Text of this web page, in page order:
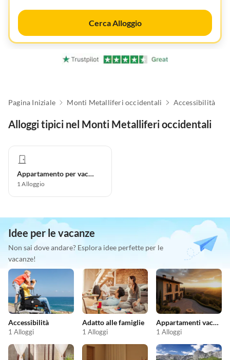
Cerca Alloggio
Pagina Iniziale Monti Metalliferi occidentali Accessibilità
Alloggi tipici nel Monti Metalliferi occidentali
Appartamento per vacanze
1Alloggio
Idee per le vacanze
Non sai dove andare? Esplora idee perfette per le
vacanze!
Accessibilità
1 Alloggi
Adatto alle famiglie
1 Alloggi
Appartamenti vacanze economici
1 Alloggi